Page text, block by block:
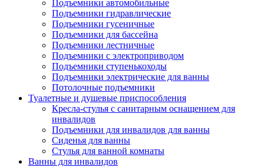
Подъемники автомобильные
Подъемники гидравлические
Подъемники гусеничные
Подъемники для бассейна
Подъемники лестничные
Подъемники с электроприводом
Подъемники ступенькоходы
Подъемники электрические для ванны
Потолочные подъемники
Туалетные и душевые приспособления
Кресла-стулья с санитарным оснащением для
инвалидов
Подъемники для инвалидов для ванны
Сиденья для ванны
Стулья для ванной комнаты
Ванны для инвалидов